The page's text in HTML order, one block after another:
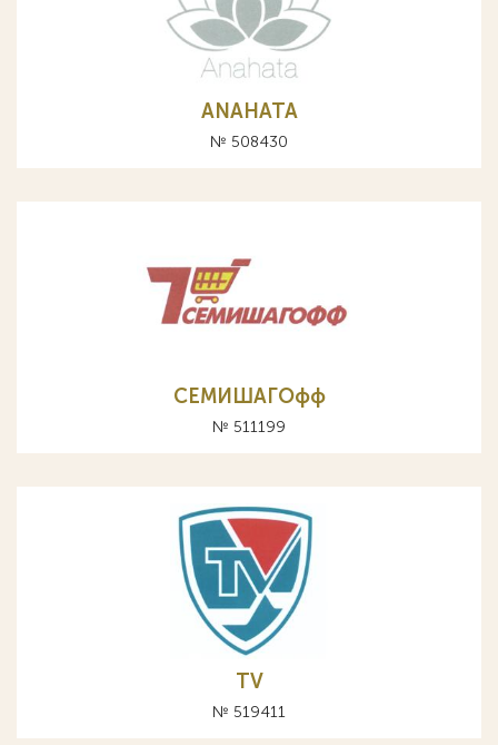
ANAHATA
№ 508430
СЕМИШАГОфф
№ 511199
TV
№ 519411